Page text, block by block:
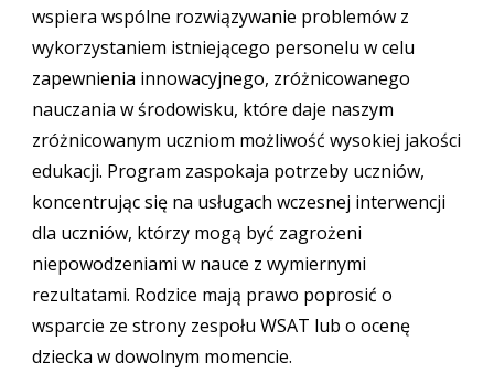
wspiera wspólne rozwiązywanie problemów z
wykorzystaniem istniejącego personelu w celu
zapewnienia innowacyjnego, zróżnicowanego
nauczania w środowisku, które daje naszym
zróżnicowanym uczniom możliwość wysokiej jakości
edukacji. Program zaspokaja potrzeby uczniów,
koncentrując się na usługach wczesnej interwencji
dla uczniów, którzy mogą być zagrożeni
niepowodzeniami w nauce z wymiernymi
rezultatami. Rodzice mają prawo poprosić o
wsparcie ze strony zespołu WSAT lub o ocenę
dziecka w dowolnym momencie.